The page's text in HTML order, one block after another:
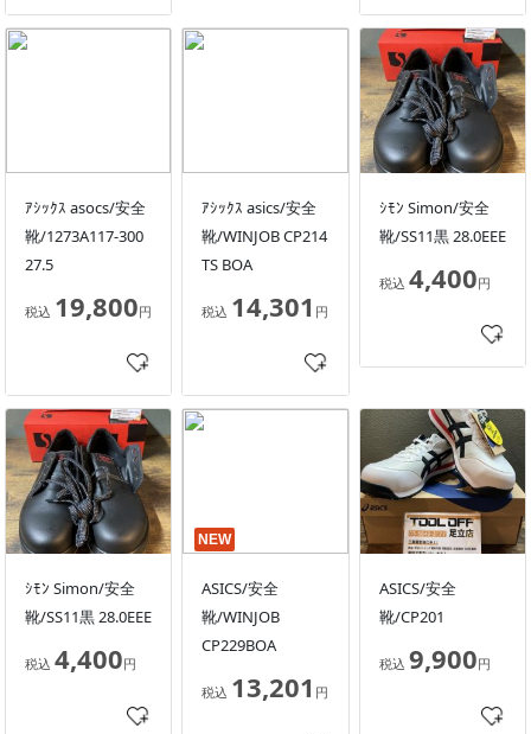
ｱｼｯｸｽ asocs/安全
靴/1273A117-300
27.5
税込 19,800円
ｱｼｯｸｽ asics/安全
靴/WINJOB CP214
TS BOA
税込 14,301 円
ｼﾓﾝ Simon/安全
靴/SS11黒 28.0EEE
税込 4,400円
ｼﾓﾝ Simon/安全
靴/SS11黒 28.0EEE
税込 4,400円
NEW
ASICS/安全
靴/WINJOB
CP229BOA
税込 13,201 円
ASICS/安全
靴/CP201
税込 9,900円